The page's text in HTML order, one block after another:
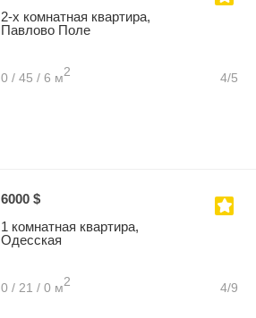
2-х комнатная квартира,
Павлово Поле
0 / 45 / 6 м2 4/5
6000 $
1 комнатная квартира,
Одесская
0 / 21 / 0 м2 4/9